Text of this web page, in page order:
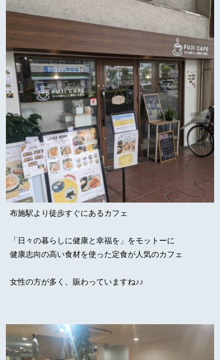
布施駅より徒歩すぐにあるカフェ
「日々の暮らしに健康と幸福を」をモットーに
健康志向の高い食材を使った定食が人気のカフェ
女性の方が多く、賑わっていますね♪♪